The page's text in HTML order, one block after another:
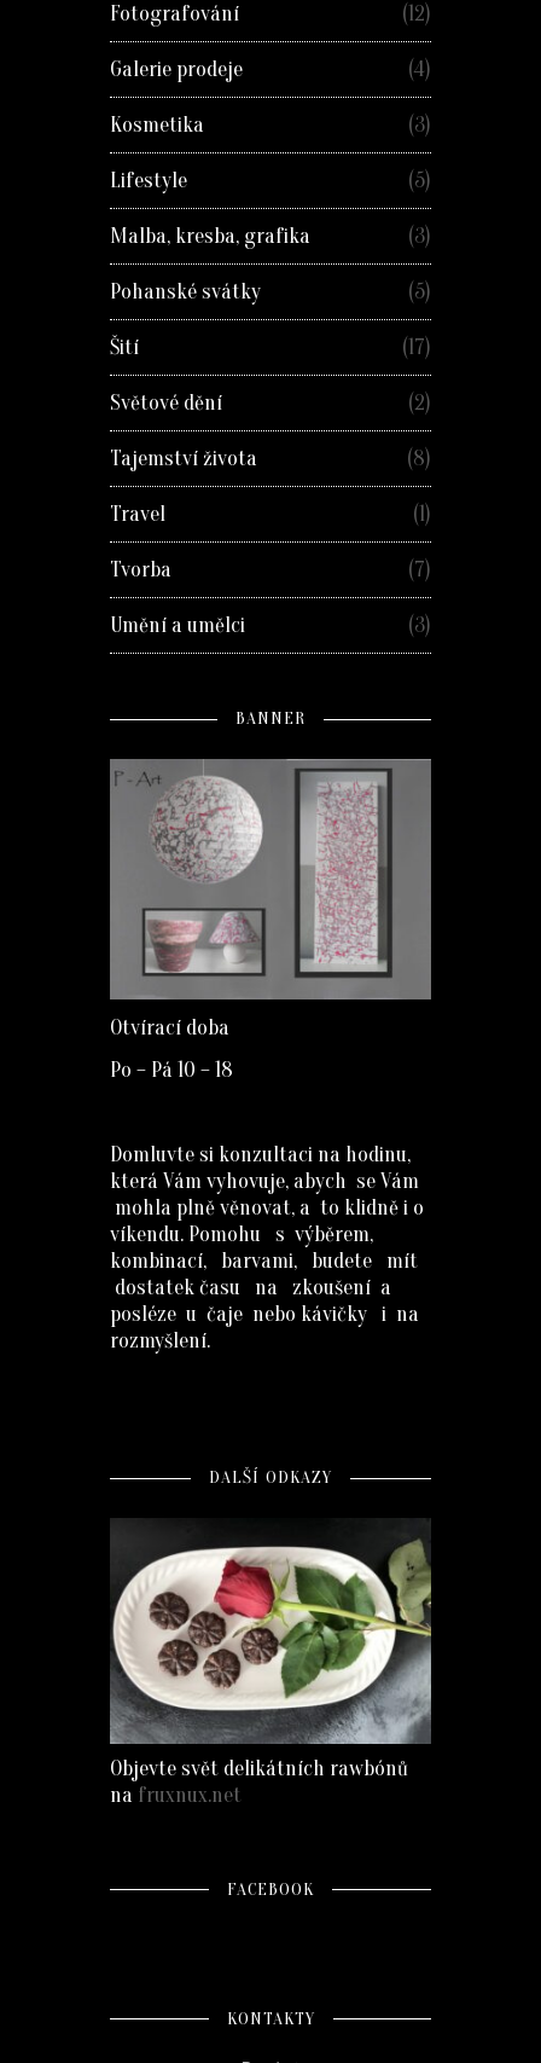
Fotografování (12)
Galerie prodeje (4)
Kosmetika (3)
Lifestyle (5)
Malba, kresba, grafika (3)
Pohanské svátky (5)
Šití (17)
Světové dění (2)
Tajemství života (8)
Travel (1)
Tvorba (7)
Umění a umělci (3)
BANNER
Otvírací doba
Po – Pá 10 – 18
Domluvte si konzultaci na hodinu,
která Vám vyhovuje, abych se Vám
mohla plně věnovat, a to klidně i o
víkendu. Pomohu s výběrem,
kombinací, barvami, budete mít
dostatek času na zkoušení a
posléze u čaje nebo kávičky i na
rozmyšlení.
DALŠÍ ODKAZY
Objevte svět delikátních rawbónů
na fruxnux.net
FACEBOOK
KONTAKTY